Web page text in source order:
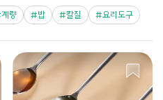
계량 밥 칼질 요리도구